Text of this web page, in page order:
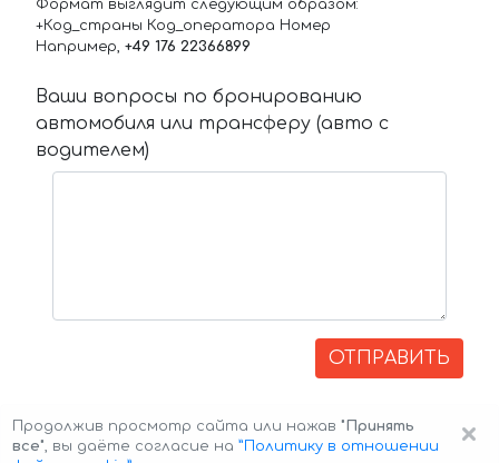
Формат выглядит следующим образом:
+Код_страны Код_оператора Номер
Например, +49 176 22366899
Ваши вопросы по бронированию
автомобиля или трансферу (авто с
водителем)
ОТПРАВИТЬ
×
Продолжив просмотр сайта или нажав "Принять
все", вы даёте согласие на ”Политику в отношении